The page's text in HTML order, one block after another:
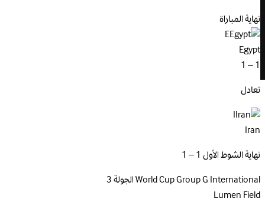
نهاية المباراة
E
Egypt
1 – 1
تعادل
I
Iran
نهاية الشوط الأول 1 – 1
World Cup Group GInternational
الجولة 3
Lumen Field